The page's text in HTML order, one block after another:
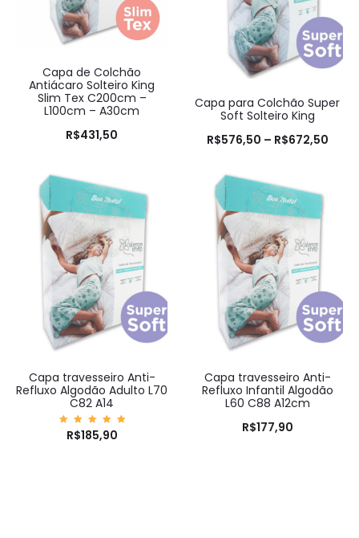
Capa de Colchão
Antiácaro Solteiro King
Slim Tex C200cm –
L100cm – A30cm
R$431,50
Capa para Colchão Super
Soft Solteiro King
R$576,50 – R$672,50
Capa travesseiro Anti-
Refluxo Algodão Adulto L70
C82 A14
Avaliaç
ão
R$185,90
Capa travesseiro Anti-
Refluxo Infantil Algodão
L60 C88 A12cm
R$177,90